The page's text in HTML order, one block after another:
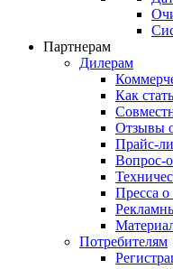
Партнерам
Дилерам
Как
Отзывы
Прайс-
Вопрос-
Пресса о
Потребителям